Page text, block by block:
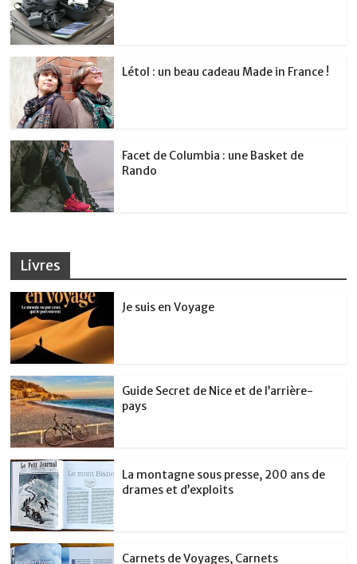
Létol : un beau cadeau Made in France !
Facet de Columbia : une Basket de
Rando
Livres
Je suis en Voyage
Guide Secret de Nice et de l’arrière-
pays
La montagne sous presse, 200 ans de
drames et d’exploits
Carnets de Voyages, Carnets